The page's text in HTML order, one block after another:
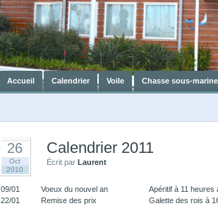
Accueil Calendrier Voile Chasse sous-marine
26
Oct
2010
Calendrier 2011
Écrit par Laurent
09/01 Voeux du nouvel an
Apéritif à 11 heures
22/01
Remise des prix
Galette des rois à